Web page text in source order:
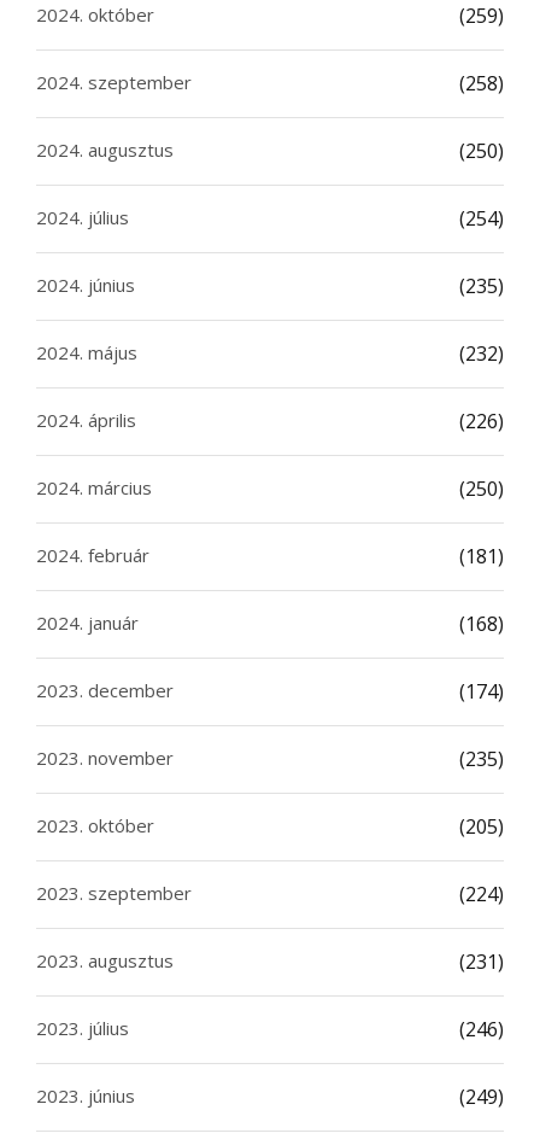
2024. október (259)
2024. szeptember (258)
2024. augusztus (250)
2024. július (254)
2024. június (235)
2024. május (232)
2024. április (226)
2024. március (250)
2024. február (181)
2024. január (168)
2023. december (174)
2023. november (235)
2023. október (205)
2023. szeptember (224)
2023. augusztus (231)
2023. július (246)
2023. június (249)